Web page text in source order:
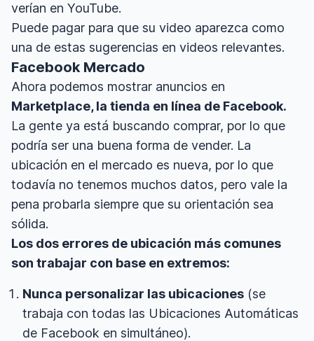
verían en YouTube.
Puede pagar para que su video aparezca como
una de estas sugerencias en videos relevantes.
Facebook Mercado
Ahora podemos mostrar anuncios en
Marketplace, la tienda en línea de Facebook.
La gente ya está buscando comprar, por lo que
podría ser una buena forma de vender. La
ubicación en el mercado es nueva, por lo que
todavía no tenemos muchos datos, pero vale la
pena probarla siempre que su orientación sea
sólida.
Los dos errores de ubicación más comunes
son trabajar con base en extremos:
Nunca personalizar las ubicaciones (se
trabaja con todas las Ubicaciones Automáticas
de Facebook en simultáneo).